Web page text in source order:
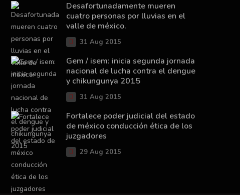
Desafortunadamente mueren
cuatro personas por lluvias en el
valle de méxico.
31 Aug 2015
Gem / isem: inicia segunda jornada
nacional de lucha contra el dengue
y chikungunya 2015
31 Aug 2015
Fortalece poder judicial del estado
de méxico conducción ética de los
juzgadores
29 Aug 2015